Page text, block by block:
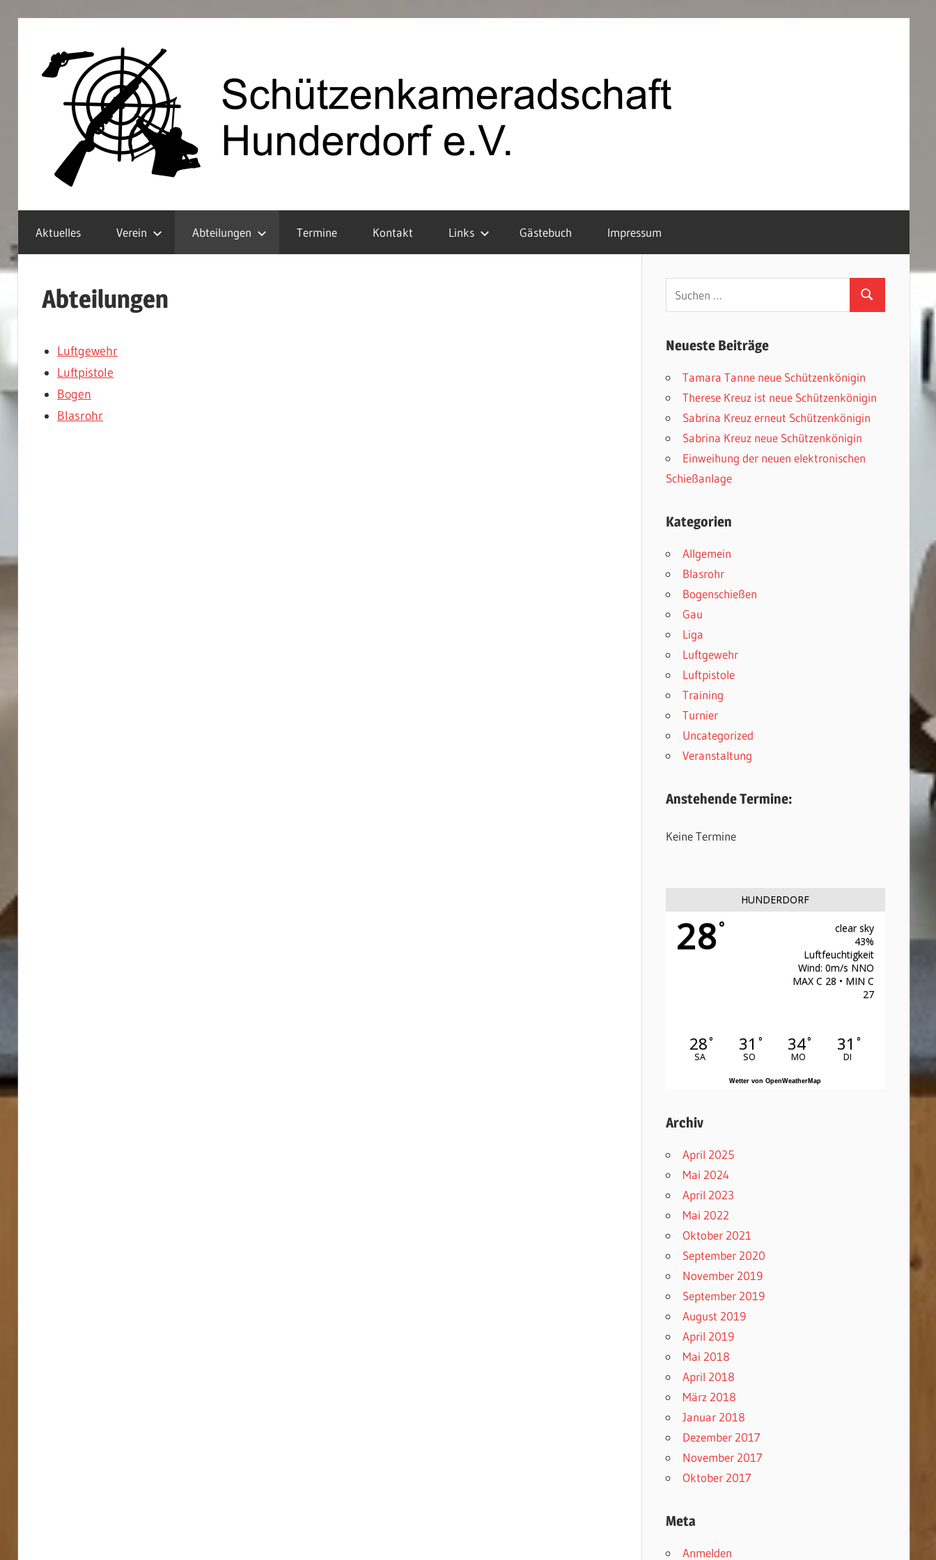
springen
Aktuelles Verein Abteilungen Termine Kontakt Links Gästebuch Impressum
Abteilungen
Luftgewehr
Luftpistole
Bogen
Blasrohr
Suchen
Neueste Beiträge
Tamara Tanne neue Schützenkönigin
Therese Kreuz ist neue Schützenkönigin
Sabrina Kreuz erneut Schützenkönigin
Sabrina Kreuz neue Schützenkönigin
Einweihung der neuen elektronischen
Schießanlage
Kategorien
Allgemein
Blasrohr
Bogenschießen
Gau
Liga
Luftgewehr
Luftpistole
Training
Turnier
Uncategorized
Veranstaltung
Anstehende Termine:
Keine Termine
HUNDERDORF
28°
clear sky
43%
Luftfeuchtigkeit
Wind: 0m/s NNO
MAX C 28 • MIN C
27
28°
SA
31 °
SO
34°
MO
31 °
DI
Wetter von OpenWeatherMap
Archiv
April 2025
Mai 2024
April 2023
Mai 2022
Oktober 2021
September 2020
November 2019
September 2019
August 2019
April 2019
Mai 2018
April 2018
März 2018
Januar 2018
Dezember 2017
November 2017
Oktober 2017
Meta
Anmelden